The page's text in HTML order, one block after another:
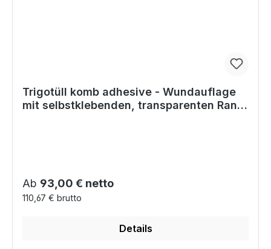
Trigotüll komb adhesive - Wundauflage
mit selbstklebenden, transparenten Rand
Regulärer Preis:
Ab 93,00 € netto
110,67 € brutto
Details